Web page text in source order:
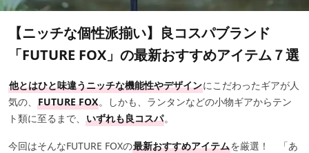
【ニッチな個性派揃い】良コスパブランド
「FUTURE FOX」の最新おすすめアイテム７選
他とはひと味違うニッチな機能性やデザインにこだわったギアが人
気の、 FUTURE FOX。しかも、ランタンなどの小物ギアからテン
ト類に至るまで、 いずれも良コスパ。
今回はそんなFUTURE FOXの最新おすすめアイテムを厳選！ 「あ